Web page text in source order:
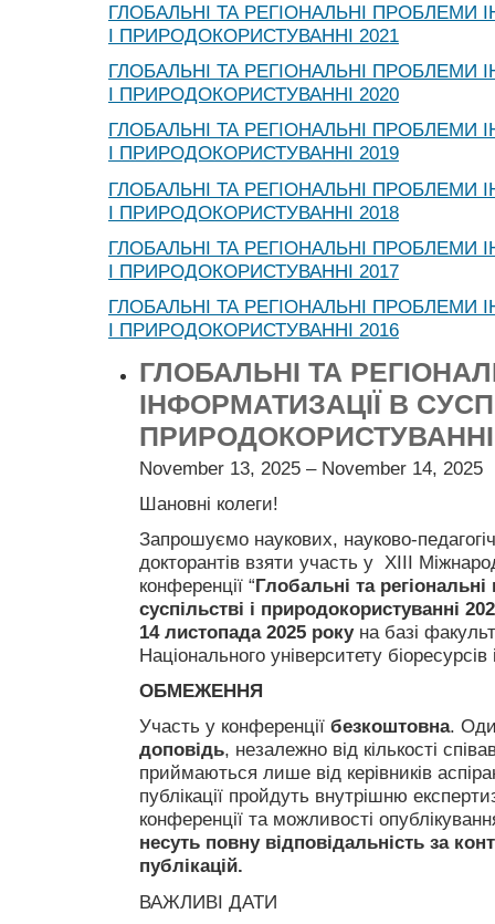
ГЛОБАЛЬНІ ТА РЕГІОНАЛЬНІ ПРОБЛЕМИ
І ПРИРОДОКОРИСТУВАННІ 2021
ГЛОБАЛЬНІ ТА РЕГІОНАЛЬНІ ПРОБЛЕМИ
І ПРИРОДОКОРИСТУВАННІ 2020
ГЛОБАЛЬНІ ТА РЕГІОНАЛЬНІ ПРОБЛЕМИ
І ПРИРОДОКОРИСТУВАННІ 2019
ГЛОБАЛЬНІ ТА РЕГІОНАЛЬНІ ПРОБЛЕМИ
І ПРИРОДОКОРИСТУВАННІ 2018
ГЛОБАЛЬНІ ТА РЕГІОНАЛЬНІ ПРОБЛЕМИ
І ПРИРОДОКОРИСТУВАННІ 2017
ГЛОБАЛЬНІ ТА РЕГІОНАЛЬНІ ПРОБЛЕМИ
І ПРИРОДОКОРИСТУВАННІ 2016
ГЛОБАЛЬНІ ТА
ІНФОРМАТИЗАЦІЇ В
ПРИРОДОКОРИСТУВАННІ
November 13, 2025 – November 14, 2025
Шановні колеги!
Запрошуємо наукових, науково-
докторантів взяти участь у XIII
конференції “Глобальні та
суспільстві і природокористуванні
14 листопада 2025 рокуна базі
Національного університету
ОБМЕЖЕННЯ
Участь у конференції безкоштовна.
доповідь, незалежно від кількості
приймаються лише від керівників
публікації пройдуть внутрішню
конференції та можливості
несуть повну відповідальність за
публікацій.
ВАЖЛИВІ ДАТИ